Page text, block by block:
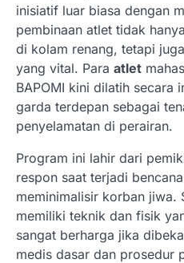
inisiatif luar biasa dengan
pembinaan atlet tidak
di kolam renang, tetapi
yang vital. Para atlet
BAPOMI kini dilatih secara
garda terdepan sebagai
penyelamatan di perairan.
Program ini lahir dari
respon saat terjadi
meminimalisir korban jiwa.
memiliki teknik dan fisik
sangat berharga jika
medis dasar dan prosedur